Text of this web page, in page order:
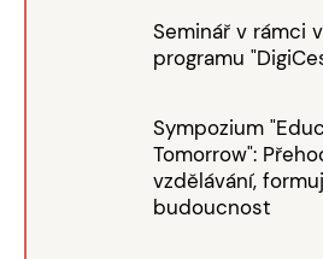
Seminář v rámci
programu
Sympozium
Tomorrow":
vzdělávání,
budoucnost